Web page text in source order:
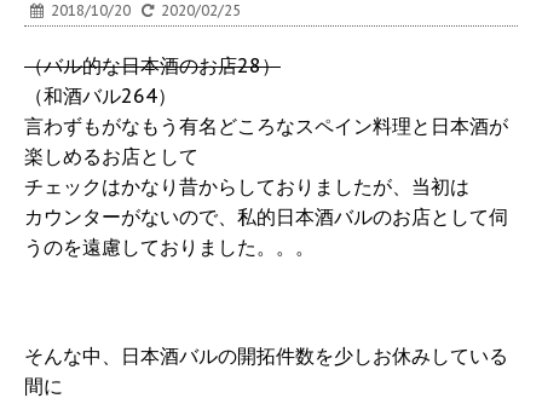
2018/10/20 2020/02/25
（バル的な日本酒のお店28）
（和酒バル264）
言わずもがなもう有名どころなスペイン料理と日本酒が
楽しめるお店として
チェックはかなり昔からしておりましたが、当初は
カウンターがないので、私的日本酒バルのお店として伺
うのを遠慮しておりました。。。
そんな中、日本酒バルの開拓件数を少しお休みしている
間に